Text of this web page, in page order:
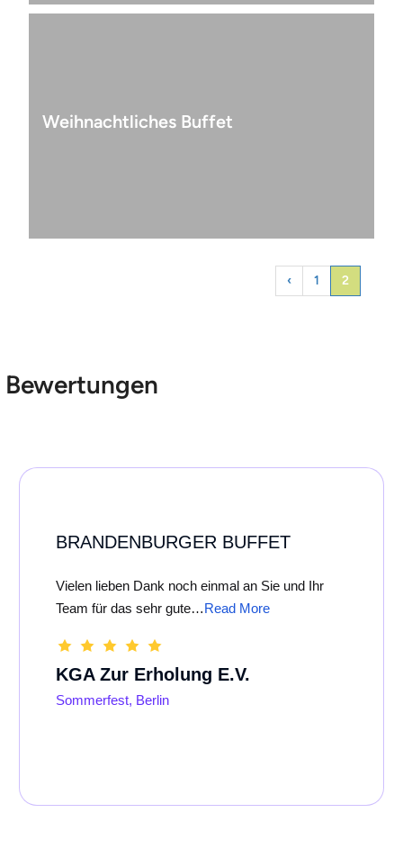
Weihnachtliches Buffet
‹ 1 2
Bewertungen
BRANDENBURGER BUFFET
Vielen lieben Dank noch einmal an Sie und Ihr
Team für das sehr gute…Read More
KGA Zur Erholung E.V.
Sommerfest, Berlin